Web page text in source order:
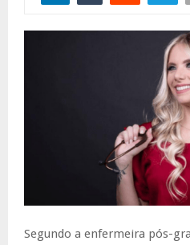
Segundo a enfermeira pós-